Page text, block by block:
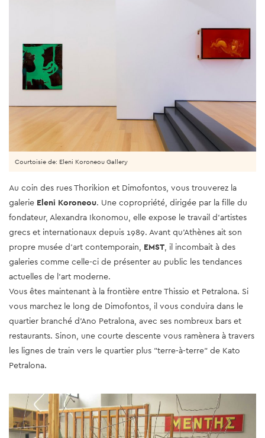
Courtoisie de: Eleni Koroneou Gallery
Au coin des rues Thorikion et Dimofontos, vous trouverez la
galerie Eleni Koroneou. Une copropriété, dirigée par la fille du
fondateur, Alexandra Ikonomou, elle expose le travail d'artistes
grecs et internationaux depuis 1989. Avant qu'Athènes ait son
propre musée d'art contemporain, EMST, il incombait à des
galeries comme celle-ci de présenter au public les tendances
actuelles de l'art moderne.
Vous êtes maintenant à la frontière entre Thissio et Petralona. Si
vous marchez le long de Dimofontos, il vous conduira dans le
quartier branché d'Ano Petralona, avec ses nombreux bars et
restaurants. Sinon, une courte descente vous ramènera à travers
les lignes de train vers le quartier plus "terre-à-terre" de Kato
Petralona.